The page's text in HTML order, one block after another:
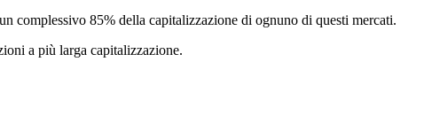
complessivo 85% della capitalizzazione di ognuno di questi mercati.
a più larga capitalizzazione.